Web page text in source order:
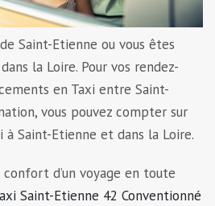
Saint-Etienne ou vous êtes
la Loire. Pour vos rendez-
en Taxi entre Saint-
vous pouvez compter sur
Saint-Etienne et dans la Loire.
confort d’un voyage en toute
Saint-Etienne 42 Conventionné